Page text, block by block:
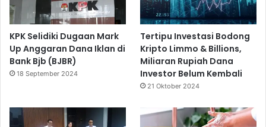
KPK Selidiki Dugaan Mark
Up Anggaran Dana Iklan di
Bank Bjb (BJBR)
18 September 2024
Tertipu Investasi Bodong
Kripto Limmo & Billions,
Miliaran Rupiah Dana
Investor Belum Kembali
21 Oktober 2024